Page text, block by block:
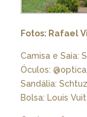
Fotos: Rafael
Camisa e Saia:
Óculos:
Sandália:
Bolsa: Louis